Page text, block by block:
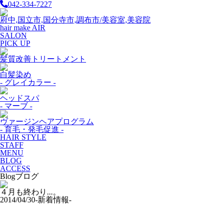
042-334-7227
府中,国立市,国分寺市,調布市/美容室,美容院
hair make AIR
SALON
PICK UP
髪質改善トリートメント
白髪染め
- グレイカラー -
ヘッドスパ
- マーブ -
ヴァージンヘアプログラム
- 育毛・発毛促進 -
HAIR STYLE
STAFF
MENU
BLOG
ACCESS
Blogブログ
４月も終わり...。
2014/04/30-新着情報-